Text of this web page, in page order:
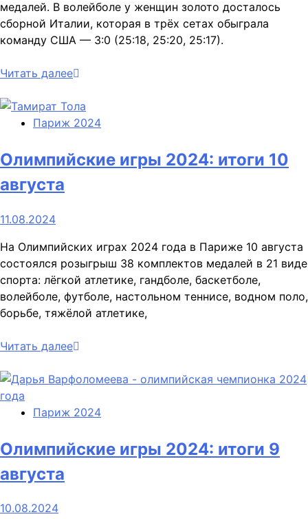
медалей. В волейболе у женщин золото досталось
сборной Италии, которая в трёх сетах обыграла
команду США — 3:0 (25:18, 25:20, 25:17).
Читать далее
Париж 2024
Олимпийские игры 2024: итоги 10
августа
11.08.2024
На Олимпийских играх 2024 года в Париже 10 августа
состоялся розыгрыш 38 комплектов медалей в 21 виде
спорта: лёгкой атлетике, гандболе, баскетболе,
волейболе, футболе, настольном теннисе, водном поло,
борьбе, тяжёлой атлетике,
Читать далее
Париж 2024
Олимпийские игры 2024: итоги 9
августа
10.08.2024